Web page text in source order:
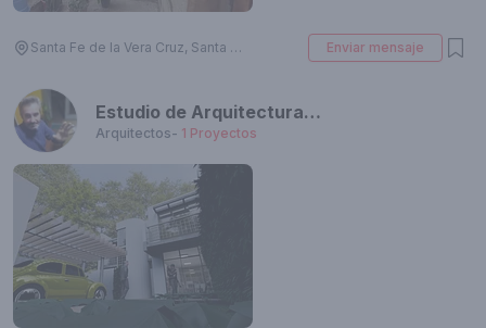
Santa Fe de la Vera Cruz, Santa Fe, Argentina Enviar mensaje
Estudio de Arquitectura Mariano José Cerutti.
Arquitectos- 1 Proyectos